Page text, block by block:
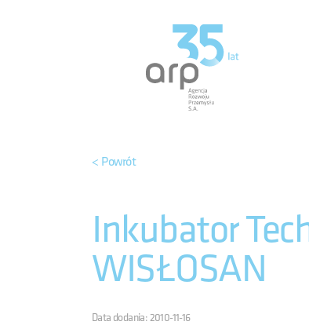
< Powrót
Inkubator
WISŁOSAN
Data dodania: 2010-11-16